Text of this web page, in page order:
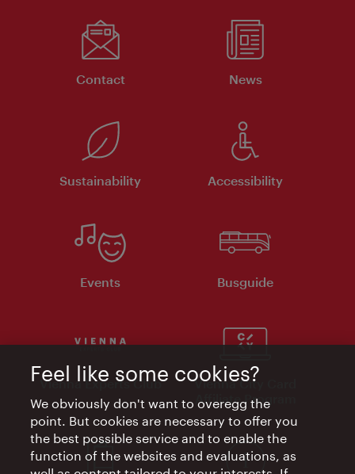
Contact News
Sustainability Accessibility
Events Busguide
Vienna Experts Club
Vienna City Card
Affiliate Program
Feel like some cookies?
We obviously don't want to overegg the
point. But cookies are necessary to offer you
the best possible service and to enable the
function of the websites and evaluations, as